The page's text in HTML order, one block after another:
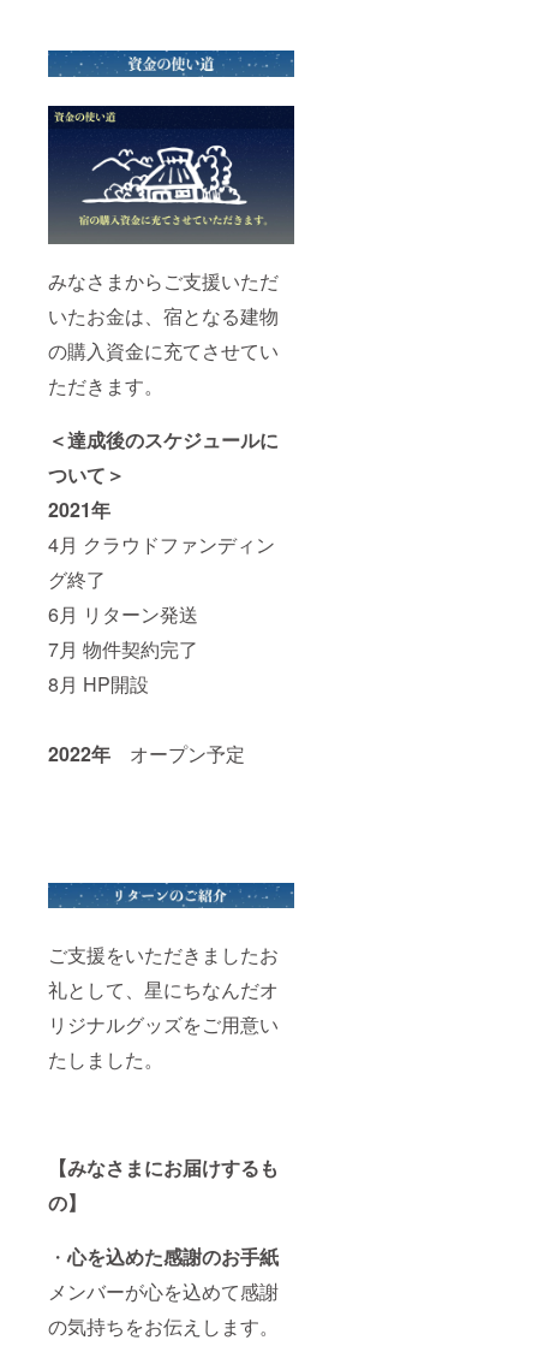
みなさまからご支援いただ
いたお金は、宿となる建物
の購入資金に充てさせてい
ただきます。
＜達成後のスケジュールに
ついて＞
2021年
4月 クラウドファンディン
グ終了
6月 リターン発送
7月 物件契約完了
8月 HP開設
2022年 オープン予定
ご支援をいただきましたお
礼として、星にちなんだオ
リジナルグッズをご用意い
たしました。
【みなさまにお届けするも
の】
・心を込めた感謝のお手紙
メンバーが心を込めて感謝
の気持ちをお伝えします。